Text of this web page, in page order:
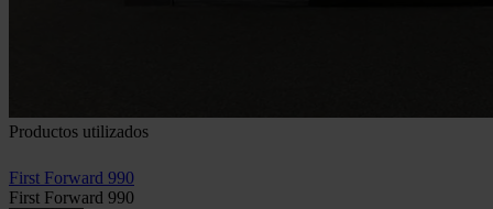
Productos utilizados
First Forward 990
First Forward 990